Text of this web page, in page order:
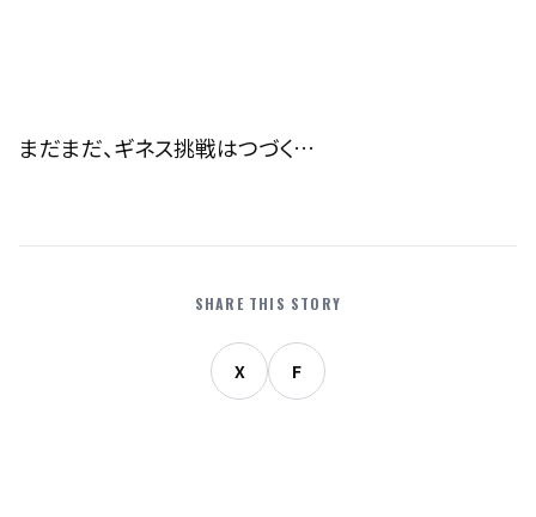
まだまだ、ギネス挑戦はつづく…
SHARE THIS STORY
X F